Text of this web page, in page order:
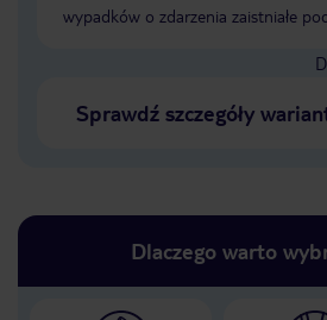
wypadków o zdarzenia zaistniałe
Sprawdź szczegóły
Dlaczego warto